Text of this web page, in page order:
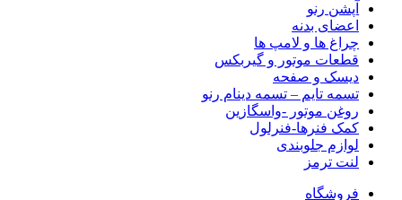
آپشن رنو
اعضای بدنه
چراغ ها و لامپ ها
قطعات موتور و گیربکس
دیسک و صفحه
تسمه تایم – تسمه دینام رنو
روغن موتور -واسگازین
کمک فنرها-فنرلول
لوازم جلوبندی
لنت ترمز
فروشگاه